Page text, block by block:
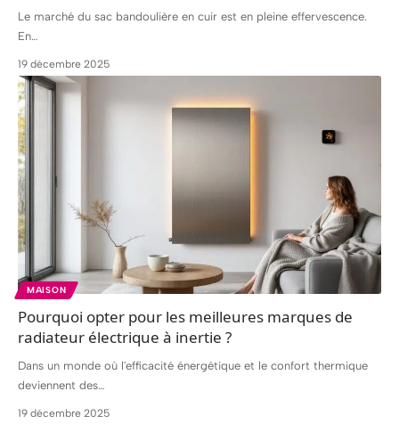
Le marché du sac bandoulière en cuir est en pleine effervescence.
En…
19 décembre 2025
MAISON
Pourquoi opter pour les meilleures marques de
radiateur électrique à inertie ?
Dans un monde où l'efficacité énergétique et le confort thermique
deviennent des…
19 décembre 2025